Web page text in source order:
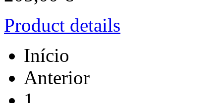
Product details
Início
Anterior